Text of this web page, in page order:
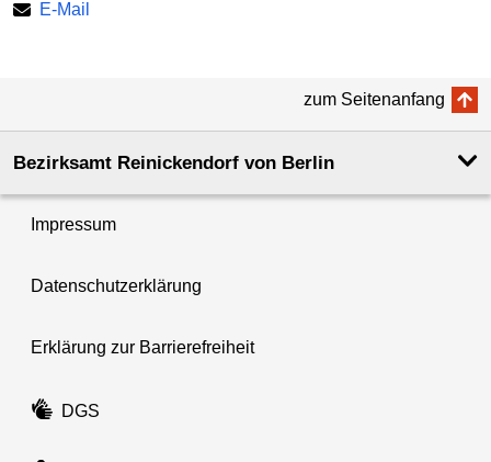
E-Mail
zum Seitenanfang
Bezirksamt Reinickendorf von Berlin
Impressum
Datenschutzerklärung
Erklärung zur Barrierefreiheit
DGS